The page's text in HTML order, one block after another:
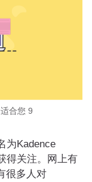
合您 9
Kadence
得关注。网上有
很多人对